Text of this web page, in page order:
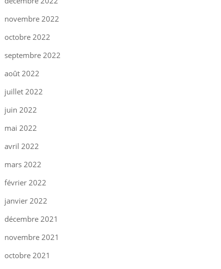
novembre 2022
octobre 2022
septembre 2022
août 2022
juillet 2022
juin 2022
mai 2022
avril 2022
mars 2022
février 2022
janvier 2022
décembre 2021
novembre 2021
octobre 2021